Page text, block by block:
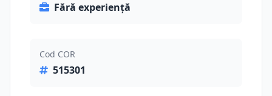
Fără experiență
Cod COR
515301